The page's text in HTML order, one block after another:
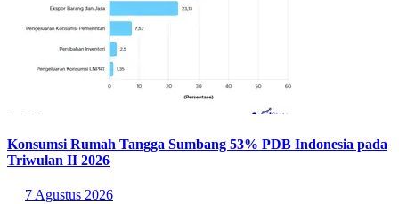
Konsumsi Rumah Tangga Sumbang 53% PDB Indonesia pada
Triwulan II 2026
7 Agustus 2026